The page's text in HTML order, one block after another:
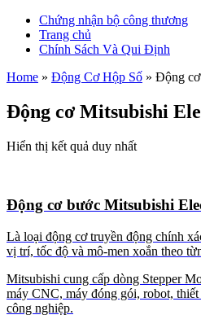
Chứng nhận bộ công thương
Trang chủ
Chính Sách Và Qui Định
Home » Động Cơ Hộp Số » Động
Động cơ Mitsubishi
Hiển thị kết quả duy nhất
Động cơ bước Mitsubishi
Là loại động cơ truyền động chính
vị trí, tốc độ và mô-men xoắn theo
Mitsubishi cung cấp dòng Stepper
máy CNC, máy đóng gói, robot,
công nghiệp.